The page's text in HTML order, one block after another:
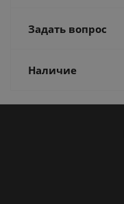
Задать вопрос
Наличие